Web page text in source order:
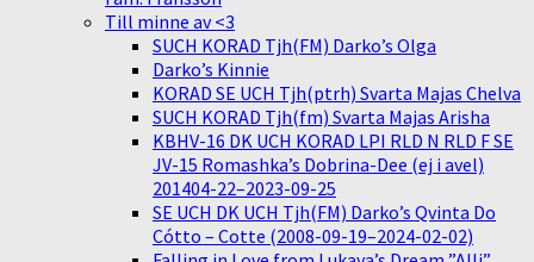
Till minne av <3
SUCH KORAD Tjh(FM) Darko’s Olga
Darko’s Kinnie
KORAD SE UCH Tjh(ptrh) Svarta Majas Chelva
SUCH KORAD Tjh(fm) Svarta Majas Arisha
KBHV-16 DK UCH KORAD LPI RLD N RLD F SE
JV-15 Romashka’s Dobrina-Dee (ej i avel)
201404-22–2023-09-25
SE UCH DK UCH Tjh(FM) Darko’s Qvinta Do
Cótto – Cotte (2008-09-19–2024-02-02)